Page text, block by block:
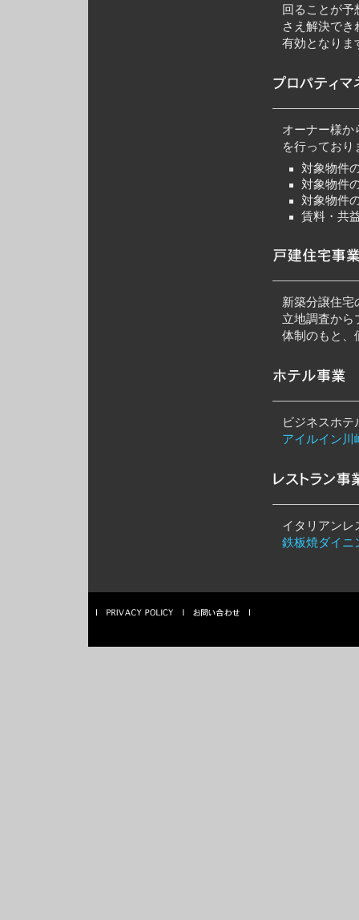
回ることが
さえ解決で
有効となりま
オーナー様か
を行っており
対象物件
対象物件
対象物件
賃料・共
新築分譲住宅
立地調査から
体制のもと、
ビジネスホテ
アイルイン川
イタリアンレ
鉄板焼ダイニ